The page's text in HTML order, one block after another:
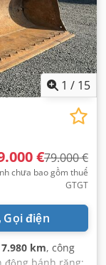
1 / 15
€79.000 €
chưa bao gồm thuế
GTGT
Gọi điện
7.980 km, công